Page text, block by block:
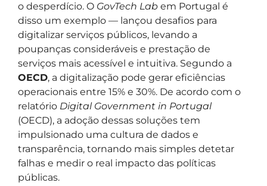
o desperdício. O GovTech Lab em Portugal é
disso um exemplo — lançou desafios para
digitalizar serviços públicos, levando a
poupanças consideráveis e prestação de
serviços mais acessível e intuitiva. Segundo a
OECD, a digitalização pode gerar eficiências
operacionais entre 15% e 30%. De acordo com o
relatório Digital Government in Portugal
(OECD), a adoção dessas soluções tem
impulsionado uma cultura de dados e
transparência, tornando mais simples detetar
falhas e medir o real impacto das políticas
públicas.